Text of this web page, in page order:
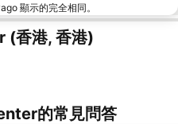
顯示的完全相同。
(香港, 香港)
的常見問答